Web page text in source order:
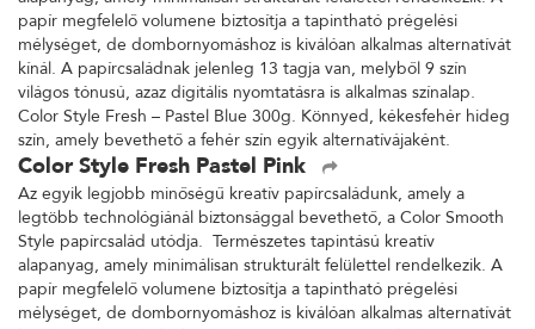
papír megfelelő volumene biztosítja a tapintható prégelési
mélységet, de dombornyomáshoz is kiválóan alkalmas alternatívát
kínál. A papírcsaládnak jelenleg 13 tagja van, melyből 9 szín
világos tónusú, azaz digitális nyomtatásra is alkalmas színalap.
Color Style Fresh – Pastel Blue 300g. Könnyed, kékesfehér hideg
szín, amely bevethető a fehér szín egyik alternatívájaként.
Color Style Fresh Pastel Pink
Az egyik legjobb minőségű kreatív papírcsaládunk, amely a
legtöbb technológiánál biztonsággal bevethető, a Color Smooth
Style papírcsalád utódja. Természetes tapintású kreatív
alapanyag, amely minimálisan strukturált felülettel rendelkezik. A
papír megfelelő volumene biztosítja a tapintható prégelési
mélységet, de dombornyomáshoz is kiválóan alkalmas alternatívát